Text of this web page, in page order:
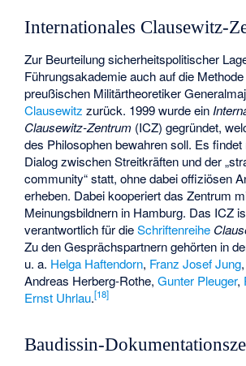
Internationales Clausewitz-
Zur Beurteilung sicherheitspolitischer
Führungsakademie auch auf die
preußischen Militärtheoretiker
Clausewitz zurück. 1999 wurde ein
Clausewitz-Zentrum (ICZ) gegründet,
des Philosophen bewahren soll. Es
Dialog zwischen Streitkräften und der
community“ statt, ohne dabei offiziösen
erheben. Dabei kooperiert das Zentrum
Meinungsbildnern in Hamburg. Das ICZ
verantwortlich für dieSchriftenreihe
Zu den Gesprächspartnern gehörten in
u. a. Helga Haftendorn, Franz Josef Jung,
Andreas Herberg-Rothe,Gunter Pleuger,
Ernst Uhrlau.[18]
Baudissin-